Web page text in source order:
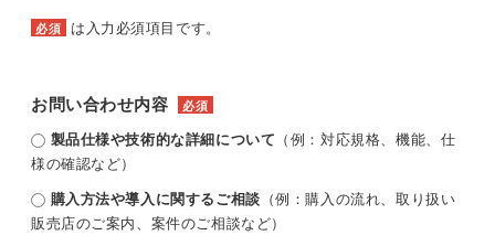
必須 は入力必須項目です。
お問い合わせ内容 必須
製品仕様や技術的な詳細について （例：対応規格、機能、仕
様の確認など）
購入方法や導入に関するご相談 （例：購入の流れ、取り扱い
販売店のご案内、案件のご相談など）